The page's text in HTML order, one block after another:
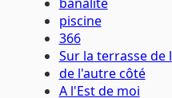
banalité
piscine
366
Sur la terrasse de
de l'autre côté
A l'Est de moi